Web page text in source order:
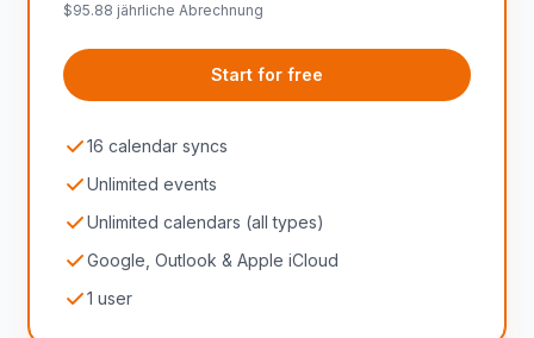
$95.88 jährliche Abrechnung
Start for free
16 calendar syncs
Unlimited events
Unlimited calendars (all types)
Google, Outlook & Apple iCloud
1 user